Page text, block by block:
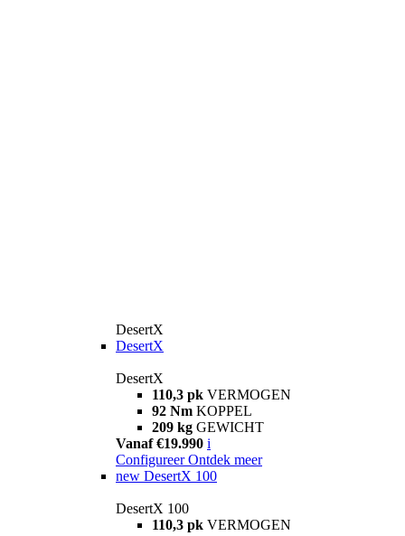
DesertX
DesertX
DesertX
110,3 pk VERMOGEN
92 Nm KOPPEL
209 kg GEWICHT
Vanaf €19.990 i
Configureer Ontdek meer
new DesertX 100
DesertX 100
110,3 pk VERMOGEN